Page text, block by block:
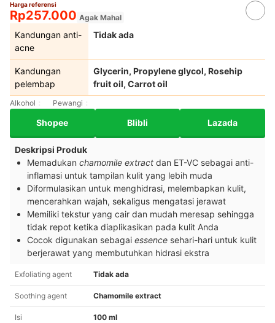
Harga referensi
Rp257.000 Agak Mahal
Kandungan anti-
acne
Tidak ada
Kandungan
pelembap
Glycerin, Propylene glycol, Rosehip
fruit oil, Carrot oil
Alkohol Pewangi
Shopee Blibli Lazada
Deskripsi Produk
Memadukan chamomile extract dan ET-VC sebagai anti-
inflamasi untuk tampilan kulit yang lebih muda
Diformulasikan untuk menghidrasi, melembapkan kulit,
mencerahkan wajah, sekaligus mengatasi jerawat
Memiliki tekstur yang cair dan mudah meresap sehingga
tidak repot ketika diaplikasikan pada kulit Anda
Cocok digunakan sebagai essence sehari-hari untuk kulit
berjerawat yang membutuhkan hidrasi ekstra
Exfoliating agent Tidak ada
Soothing agent Chamomile extract
Isi 100 ml